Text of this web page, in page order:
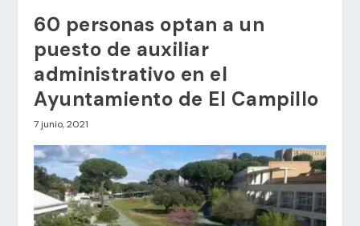
60 personas optan a un
puesto de auxiliar
administrativo en el
Ayuntamiento de El Campillo
7 junio, 2021